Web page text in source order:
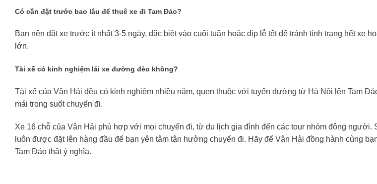
Có cần đặt trước bao lâu để thuê xe đi Tam Đảo?
Bạn nên đặt xe trước ít nhất 3-5 ngày, đặc biệt vào cuối tuần hoặc dịp lễ tết để tránh tình trạng hết xe
lớn.
Tài xế có kinh nghiệm lái xe đường đèo không?
Tài xế của Vân Hải đều có kinh nghiệm nhiều năm, quen thuộc với tuyến đường từ Hà Nội lên Tam
mái trong suốt chuyến đi.
Xe 16 chỗ của Vân Hải phù hợp với mọi chuyến đi, từ du lịch gia đình đến các tour nhóm đông người.
luôn được đặt lên hàng đầu để bạn yên tâm tận hưởng chuyến đi. Hãy để Vân Hải đồng hành cùng
Tam Đảo thật ý nghĩa.